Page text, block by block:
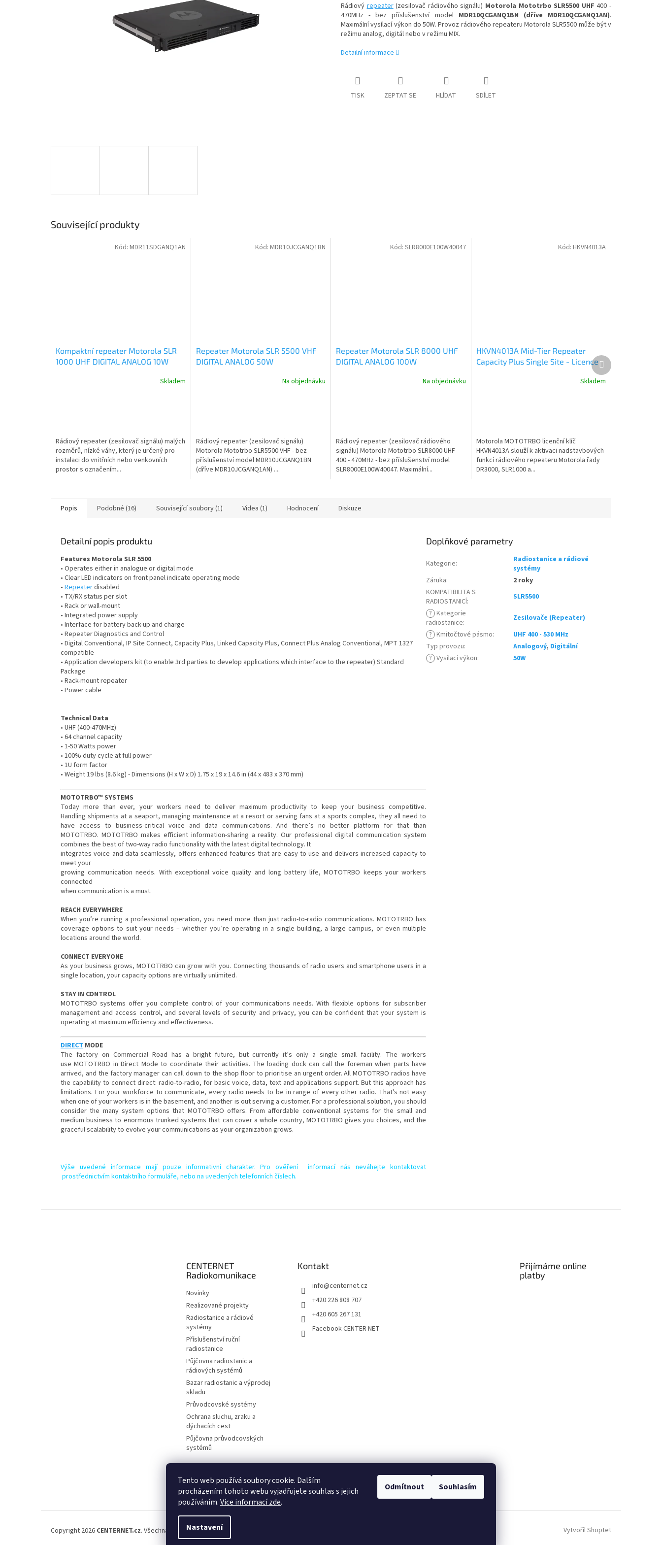
Tento web používá soubory cookie. Dalším
procházením tohoto webu vyjadřujete souhlas s jejich
používáním.Více informací zde.
Nastavení
Odmítnout Souhlasím
Rádiovýrepeater(zesilovač rádiového signálu) Motorola Mototrbo SLR5500 UHF 400 -
470MHz - bez příslušenství model MDR10QCGANQ1BN (dříve MDR10QCGANQ1AN).
Maximální vysílací výkon do 50W. Provoz rádiového repeateru Motorola SLR5500 může být v
režimu analog, digitál nebo v režimu MIX.
Detailní informace
TISK ZEPTAT SE HLÍDAT SDÍLET
Související produkty
Kompaktní repeater Motorola SLR
1000 UHF DIGITAL ANALOG 10W
Skladem
Rádiový repeater (zesilovač signálu) malých
rozměrů, nízké váhy, který je určený pro
instalaci do vnitřních nebo venkovních
prostor s označením...
Kód: MDR11SDGANQ1AN
Repeater Motorola SLR 5500 VHF
DIGITAL ANALOG 50W
Na objednávku
Rádiový repeater (zesilovač signálu)
Motorola Mototrbo SLR5500 VHF - bez
příslušenství model MDR10JCGANQ1BN
(dříve MDR10JCGANQ1AN) ....
Kód: MDR10JCGANQ1BN
Repeater Motorola SLR 8000 UHF
DIGITAL ANALOG 100W
Na objednávku
Rádiový repeater (zesilovač rádiového
signálu) Motorola Mototrbo SLR8000 UHF
400 - 470MHz - bez příslušenství model
SLR8000E100W40047. Maximální...
Kód: SLR8000E100W40047
HKVN4013A Mid-Tier Repeater
Capacity Plus Single Site - Licence
Skladem
Motorola MOTOTRBO licenční klíč
HKVN4013A slouží k aktivaci nadstavbových
funkcí rádiového repeateru Motorola řady
DR3000, SLR1000 a...
Kód: HKVN4013A
Další
produkt
Popis Podobné (16) Související soubory (1) Videa (1) Hodnocení Diskuze
Detailní popis produktu
Features Motorola SLR 5500
• Operates either in analogue or digital mode
• Clear LED indicators on front panel indicate operating mode
• Repeaterdisabled
• TX/RX status per slot
• Rack or wall-mount
• Integrated power supply
• Interface for battery back-up and charge
• Repeater Diagnostics and Control
• Digital Conventional, IP Site Connect, Capacity Plus, Linked Capacity Plus, Connect Plus Analog Conventional, MPT 1327
compatible
• Application developers kit (to enable 3rd parties to develop applications which interface to the repeater) Standard
Package
• Rack-mount repeater
• Power cable
Technical Data
• UHF (400-470MHz)
• 64 channel capacity
• 1-50 Watts power
• 100% duty cycle at full power
• 1U form factor
• Weight 19 lbs (8.6 kg) - Dimensions (H x W x D) 1.75 x 19 x 14.6 in (44 x 483 x 370 mm)
MOTOTRBO™ SYSTEMS
Today more than ever, your workers need to deliver maximum productivity to keep your business competitive.
Handling shipments at a seaport, managing maintenance at a resort or serving fans at a sports complex, they all need to
have access to business-critical voice and data communications. And there’s no better platform for that than
MOTOTRBO. MOTOTRBO makes efficient information-sharing a reality. Our professional digital communication system
combines the best of two-way radio functionality with the latest digital technology. It
integrates voice and data seamlessly, offers enhanced features that are easy to use and delivers increased capacity to
meet your
growing communication needs. With exceptional voice quality and long battery life, MOTOTRBO keeps your workers
connected
when communication is a must.
REACH EVERYWHERE
When you’re running a professional operation, you need more than just radio-to-radio communications. MOTOTRBO has
coverage options to suit your needs – whether you’re operating in a single building, a large campus, or even multiple
locations around the world.
CONNECT EVERYONE
As your business grows, MOTOTRBO can grow with you. Connecting thousands of radio users and smartphone users in a
single location, your capacity options are virtually unlimited.
STAY IN CONTROL
MOTOTRBO systems offer you complete control of your communications needs. With flexible options for subscriber
management and access control, and several levels of security and privacy, you can be confident that your system is
operating at maximum efficiency and effectiveness.
DIRECT MODE
The factory on Commercial Road has a bright future, but currently it’s only a single small facility. The workers
use MOTOTRBO in Direct Mode to coordinate their activities. The loading dock can call the foreman when parts have
arrived, and the factory manager can call down to the shop floor to prioritise an urgent order. All MOTOTRBO radios have
the capability to connect direct: radio-to-radio, for basic voice, data, text and applications support. But this approach has
limitations. For your workforce to communicate, every radio needs to be in range of every other radio. That's not easy
when one of your workers is in the basement, and another is out serving a customer. For a professional solution, you should
consider the many system options that MOTOTRBO offers. From affordable conventional systems for the small and
medium business to enormous trunked systems that can cover a whole country, MOTOTRBO gives you choices, and the
graceful scalability to evolve your communications as your organization grows.
Výše uvedené informace mají pouze informativní charakter. Pro ověření informací nás neváhejte kontaktovat
prostřednictvím kontaktního formuláře, nebo na uvedených telefonních číslech.
Doplňkové parametry
Kategorie:
Radiostanice a rádiové
systémy
Záruka:
2 roky
KOMPATIBILITA S
RADIOSTANICÍ:
SLR5500
? Kategorie
radiostanice:
Zesilovače (Repeater)
? Kmitočtové pásmo:
UHF 400 - 530 MHz
Typ provozu: Analogový, Digitální
? Vysílací výkon: 50W
CENTERNET
Radiokomunikace
Novinky
Realizované projekty
Radiostanice a rádiové
systémy
Příslušenství ruční
radiostanice
Půjčovna radiostanic a
rádiových systémů
Bazar radiostanic a výprodej
skladu
Průvodcovské systémy
Ochrana sluchu, zraku a
dýchacích cest
Půjčovna průvodcovských
systémů
Kontakt
info@centernet.cz
+420 226 808 707
+420 605 267 131
Facebook CENTER NET
Přijímáme online
platby
Motorolasolutions.com Meder.de Imtradex.de Citytourguide.at Peltor.com
Vytvořil Shoptet
Copyright 2026 CENTERNET.cz. Všechna práva vyhrazena.Upravit nastavení cookies